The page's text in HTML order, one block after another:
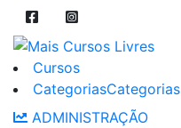
Cursos
CategoriasCategorias
ADMINISTRAÇÃO